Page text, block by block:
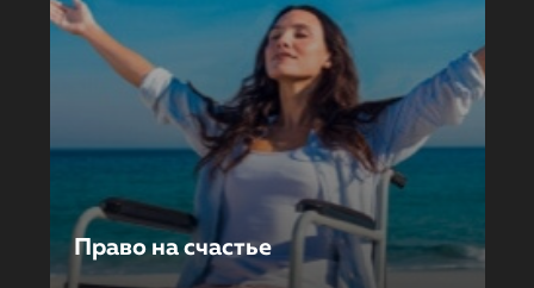
Право на счастье